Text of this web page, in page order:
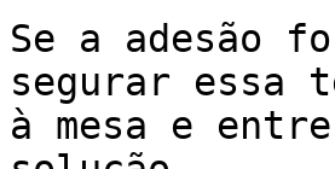
Se a adesão
segurar essa
à mesa e